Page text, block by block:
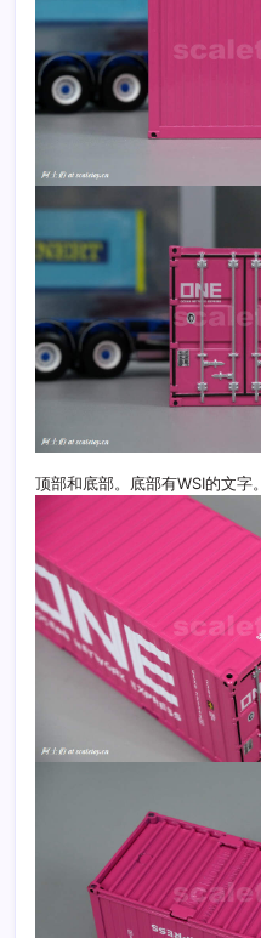
顶部和底部。底部有WSI的文字。